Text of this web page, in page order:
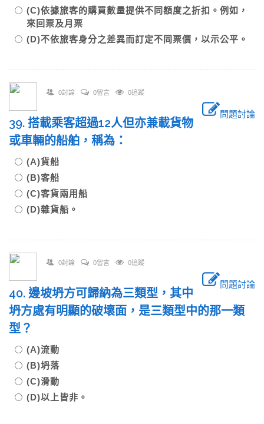
(C)依據旅客的購買數量提供不同額度之折扣。例如，
來回票及月票
(D)不依旅客身分之差異而訂定不同票價，以示公平。
0討論 0留言 0追蹤
問題討論
39. 搭載乘客超過12人但亦兼載貨物
或車輛的船舶，稱為：
(A)貨船
(B)客船
(C)客貨兩用船
(D)雜貨船。
0討論 0留言 0追蹤
問題討論
40. 邊坡坍方可歸納為三類型，其中
坍方處有明顯的破壞面，是三類型中的那一類
型？
(A)流動
(B)坍落
(C)滑動
(D)以上皆非。